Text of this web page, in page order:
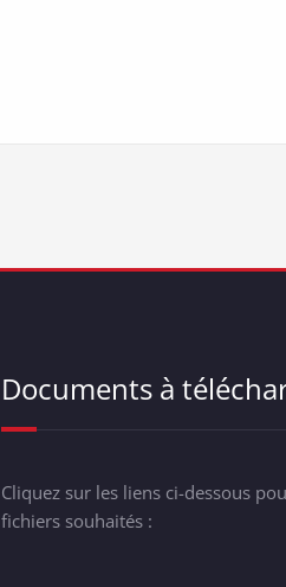
Documents à
Cliquez sur les liens ci-dessous
fichiers souhaités :